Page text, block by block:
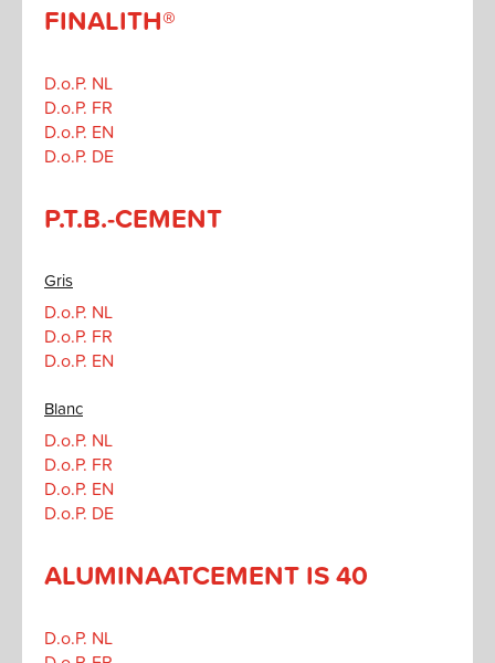
FINALITH®
D.o.P. NL
D.o.P. FR
D.o.P. EN
D.o.P. DE
P.T.B.-CEMENT
Gris
D.o.P. NL
D.o.P. FR
D.o.P. EN
Blanc
D.o.P. NL
D.o.P. FR
D.o.P. EN
D.o.P. DE
ALUMINAATCEMENT IS 40
D.o.P. NL